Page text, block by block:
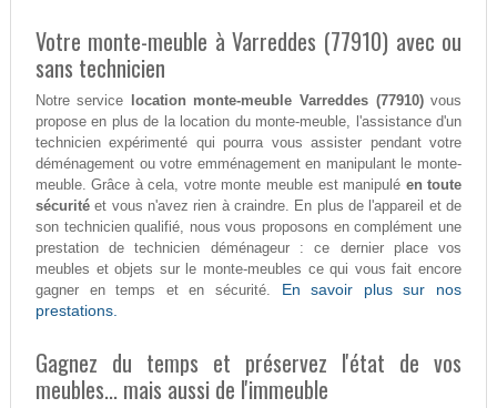
Votre monte-meuble à Varreddes (77910) avec ou
sans technicien
Notre service location monte-meuble Varreddes (77910)vous
propose en plus de la location du monte-meuble, l'assistance d'un
technicien expérimenté qui pourra vous assister pendant votre
déménagement ou votre emménagement en manipulant le monte-
meuble. Grâce à cela, votre monte meuble est manipulé en toute
sécuritéet vous n'avez rien à craindre. En plus de l'appareil et de
son technicien qualifié, nous vous proposons en complément une
prestation de technicien déménageur : ce dernier place vos
meubles et objets sur le monte-meubles ce qui vous fait encore
gagner en temps et en sécurité. En savoir plus sur nos
prestations.
Gagnez du temps et préservez l'état de vos
meubles... mais aussi de l'immeuble